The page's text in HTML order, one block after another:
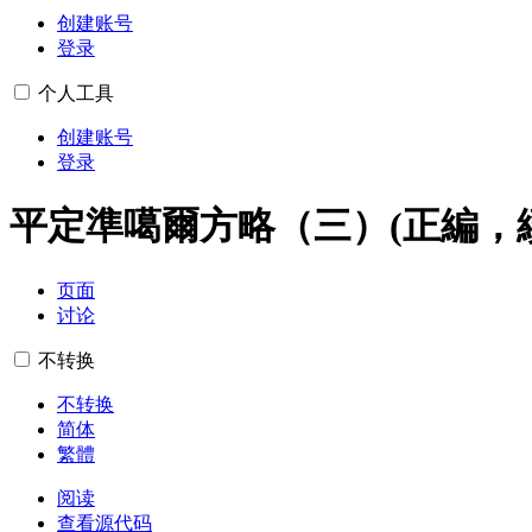
创建账号
登录
个人工具
创建账号
登录
平定準噶爾方略（三）(正編，
页面
讨论
不转换
不转换
简体
繁體
阅读
查看源代码